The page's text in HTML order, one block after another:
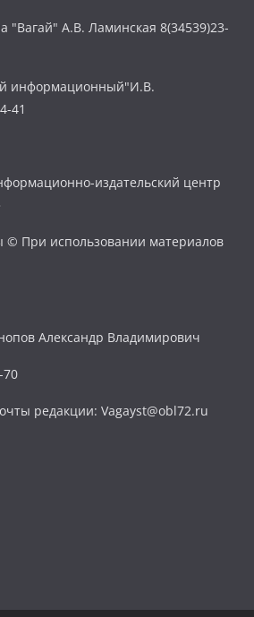
"Вагай" А.В. Ламинская 8(34539)23-
информационный"И.В.
41
издательский центр
При использовании материалов
Александр Владимирович
70
редакции: Vagayst@obl72.ru